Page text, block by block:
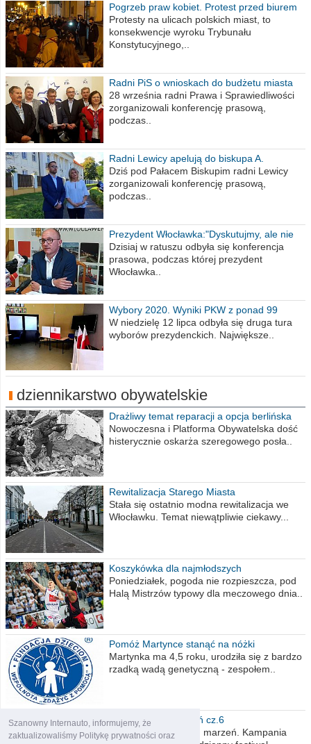
Szanowny Internauto, informujemy, że
zaktualizowaliśmy Politykę prywatności oraz
Pogrzeb praw kobiet. Protest przed biurem
poselskim PiS
Protesty na ulicach polskich miast, to
konsekwencje wyroku Trybunału
Konstytucyjnego,..
Radni PiS o wnioskach do budżetu miasta
na 2021 rok
28 września radni Prawa i Sprawiedliwości
zorganizowali konferencję prasową,
podczas..
Radni Lewicy apelują do biskupa A.
Wiesława Meringa
Dziś pod Pałacem Biskupim radni Lewicy
zorganizowali konferencję prasową,
podczas..
Prezydent Włocławka:"Dyskutujmy, ale nie
obrażajmy się”
Dzisiaj w ratuszu odbyła się konferencja
prasowa, podczas której prezydent
Włocławka..
Wybory 2020. Wyniki PKW z ponad 99
procent obwodów
W niedzielę 12 lipca odbyła się druga tura
wyborów prezydenckich. Największe..
dziennikarstwo obywatelskie
Drażliwy temat reparacji a opcja berlińska
Nowoczesna i Platforma Obywatelska dość
histerycznie oskarża szeregowego posła..
Rewitalizacja Starego Miasta
Stała się ostatnio modna rewitalizacja we
Włocławku. Temat niewątpliwie ciekawy...
Koszykówka dla najmłodszych
Poniedziałek, pogoda nie rozpieszcza, pod
Halą Mistrzów typowy dla meczowego dnia..
Pomóż Martynce stanąć na nóżki
Martynka ma 4,5 roku, urodziła się z bardzo
rzadką wadą genetyczną - zespołem..
Polska moich marzeń cz.6
Nadszedł kres moich marzeń. Kampania